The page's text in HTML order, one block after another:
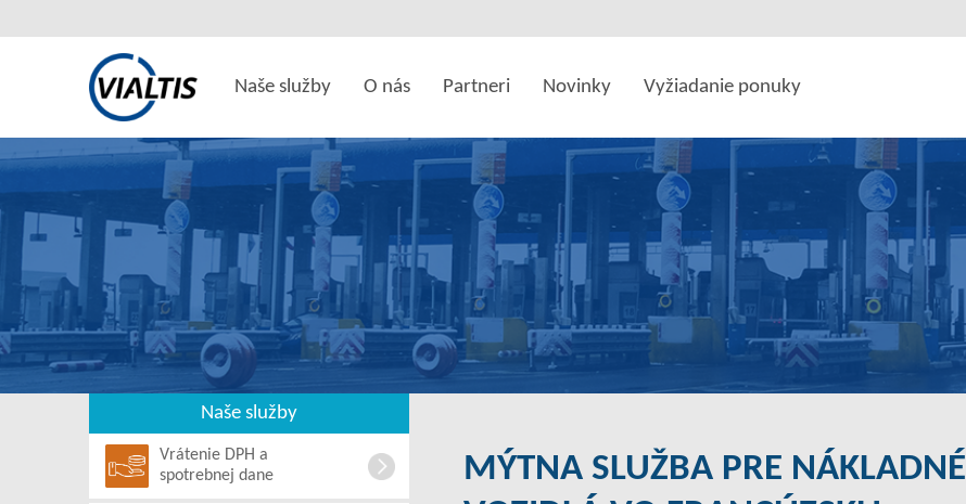
Naše služby O nás Partneri Novinky Vyžiadanie ponuky
Naše služby
Vrátenie DPH a
spotrebnej dane
MÝTNA SLUŽBA PRE NÁKLADNÉ